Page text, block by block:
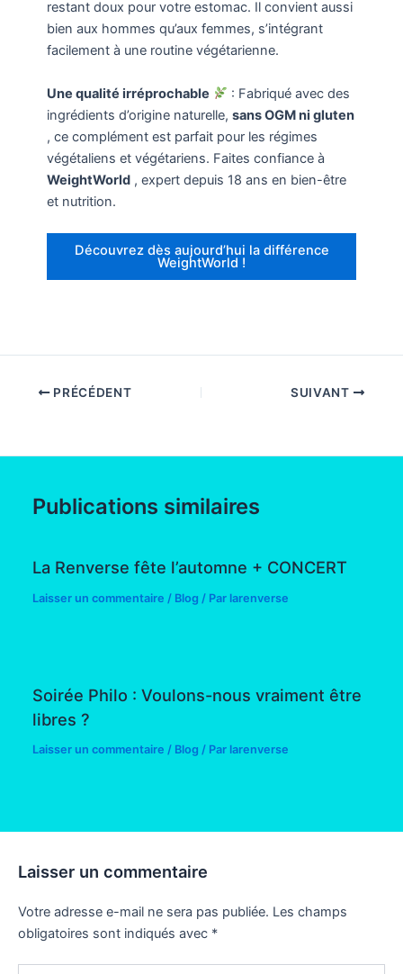
restant doux pour votre estomac. Il convient aussi
bien aux hommes qu’aux femmes, s’intégrant
facilement à une routine végétarienne.
Une qualité irréprochable
: Fabriqué avec des
ingrédients d’origine naturelle, sans OGM ni gluten
, ce complément est parfait pour les régimes
végétaliens et végétariens. Faites confiance à
WeightWorld, expert depuis 18 ans en bien-être
et nutrition.
Découvrez dès aujourd’hui la différence
WeightWorld !
PRÉCÉDENT SUIVANT
Publications similaires
La Renverse fête l’automne + CONCERT
Laisser un commentaire / Blog / Par larenverse
Soirée Philo : Voulons-nous vraiment être
libres ?
Laisser un commentaire / Blog / Par larenverse
Laisser un commentaire
Votre adresse e-mail ne sera pas publiée. Les champs
obligatoires sont indiqués avec *